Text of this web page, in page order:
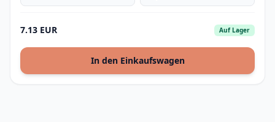
7.13 EUR Auf Lager
In den Einkaufswagen